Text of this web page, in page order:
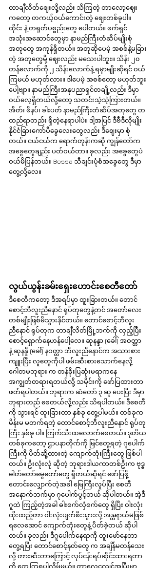
တာချီလိတ်ဈေးလို့လည်း သိကြတဲ့ တာလော့ဈေး
ကတော့ တကယ့်ဝယ်ကောင်းတဲ့ ဈေးတစ်ခုပါ။
ထိုင်း နဲ့ တရုတ်ပစ္စည်းတွေ ပေါတယ်။ ဖက်ရှင်
အသုံးအဆောင်တွေမှာ နာမည်ကြီးတံဆိပ်မျိုးစုံ
အတုတွေ အကုန်ရှိတယ်။ အတုဆိုပေမဲ့ အစစ်နဲ့မခြား
တဲ့ အတုတွေမို့ ဈေးလည်း မသေးပါဘူး။ သိန်း ၂၀
တန်လောက်ကို ၂ သိန်းလောက်နဲ့ ရမှာမျိုးဆိုရင် ဝယ်
ကြမယ် မဟုတ်လား။ ဒါပေမဲ့ အစစ်တော့ မဟုတ်ဘူး
ပေါ့ဗျာ။ နာမည်ကြီးအနုပညာရှင်တချို့လည်း ဒီမှာ
ဝယ်လေ့ရှိတယ်လို့တော့ သတင်းသဲ့သဲ့ကြားတယ်။
အိတ်၊ ဖိနပ်၊ ခါးပတ် နာမည်ကြီးတံဆိပ်အတုတွေ တ
ထည်ရာတည်း ရှိတဲ့နေရာပါပဲ။ ဒါ့အပြင် ဒီဗီဒီလိုမျိုး
နိုင်ငံခြားကော်ပီခွေလေးတွေလည်း ဒီဈေးမှာ စုံ
တယ်။ ငယ်ငယ်က ရောက်တုန်းကဆို ကျွန်တော်က
အခွေတွေချည်း ပတ်ဝယ်တာ။ ခုလည်း အခွေတွေပဲ
ဝယ်မိပြန်တယ်။ Bossa သီချင်းပုံစံအခွေတွေ ဒီမှာ
တွေ့လို့လေ။
လွယ်ယွန်းခမ်းရှေးဟောင်းစေတီတော်
ဒီစေတီကတော့ ဒီအရပ်မှာ ထူးခြားတယ်။ တောင်
စောင့်ဘီလူးညီနောင် ရုပ်တုတွေနဲ့တင် အတော်လေး
တစ်မျိုးဖြစ်မိသွားနိုင်တယ်။ တောင်စောင့်ဘီလူး
ညီနောင် ရုပ်တုက တာချီလိတ်မြို့ဘက်ကို လှည့်ပြီး
စောင့်ရှောက်နေဟန်ပေါ့လေ။ ဆုနန္ဒာ (ခေါ်) အဝတ္တာ
နဲ့ ဆုနန္ဒီ (ခေါ်) နဝတ္တာ ဘီလူးညီနောင်က အသားစား
ကျူးပြီး လူတွေကိုပါ ဖမ်းဆီးစားသောက်နေလို့
ဂေါတမဘုရား က တန်ခိုးပြဆုံးမရာကနေ
အကျွတ်တရားရတယ်လို့ သမိုင်းကို ဖော်ပြထားတာ
ဖတ်ရပါတယ်။ ဘုရားက ဆံတော် ၃ ဆူ ပေးပြီး ဒီမှာ
ဘုရားတည် စေတယ်လို့လည်း သိရပါတယ်။ ဒီစေတီ
ကို သွားရင် ထူးခြားတာ နှစ်ခု တွေ့ပါမယ်။ တစ်ခုက
မိန်းမ မတက်ရတဲ့ တောင်စောင့်ဘီလူးညီနောင် ရုပ်တု
ကြီး နှစ်ခု ပါ။ ကြက်သီးထလောက်စေတယ်။ ဒုတိယ
တစ်ခုကတော့ ဌာပနာတိုက်ကို မြင်တွေ့ရတဲ့ ဂူပေါက်
ကြီးကို ပိတ်ဆို့ထားတဲ့ ကျောက်တုံးကြီးတွေ ဖြစ်ပါ
တယ်။ ဦးလုံးလုံ ဆိုတဲ့ ဘုရားဒါယကာတစ်ဦးက ဗုဒ္ဓ
ဓါတ်တော်မွေတော်တွေ ရှိတယ်ဆိုရင် ဖော်ပြဖို့
တောင်းလျှောက်တဲ့အခါ မြေကြီးလှုပ်ပြီး စေတီ
အနောက်ဘက်မှာ ဂုပေါက်ပွင့်တယ် ဆိုပါတယ်။ အဲ့ဒီ
ဂူထဲ ကြည့်တဲ့အခါ ဓါးစက်လှံစက်တွေ ရှိပြီး ဝါးလုံး
ထိုးထည့်တာ ဝါးလုံးပျက်စီးသွားလို့ အန္တရာယ်မဖြစ်
ရလေအောင် ကျောက်တုံးတွေနဲ့ ပိတ်ခဲ့တယ် ဆိုပါ
တယ်။ ခုလည်း ဒီဂူပေါက်နေရာကို တူးဖော်နေတာ
တွေ့ရပြီး တောင်စောင့်နတ်တွေ က အချိန်မတန်သေး
လို့ တားဆီးတာကြောင့် လုပ်ငန်းရပ်ဆိုင်းထားရတာ
ကို တွေ့ကြရပါလိမ့်မယ်။ တာလေငလျင်အပြီးမှာ